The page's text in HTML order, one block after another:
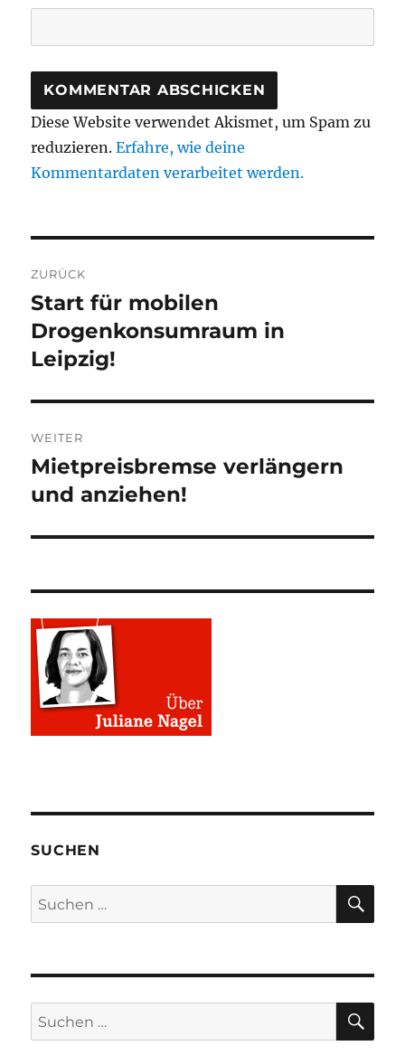
Diese Website verwendet Akismet, um Spam zu
reduzieren.Erfahre, wie deine
Kommentardaten verarbeitet werden.
ZURÜCK
Vorheriger
Beitrag:
Start für mobilen
Drogenkonsumraum in
Leipzig!
WEITER
Nächster
Beitrag:
Mietpreisbremse verlängern
und anziehen!
SUCHEN
Suchen
nach:
Suchen
nach: